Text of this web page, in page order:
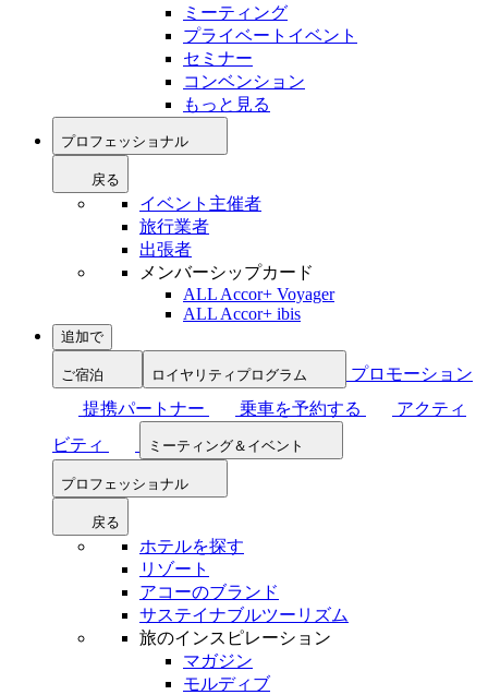
ミーティング
プライベートイベント
セミナー
コンベンション
もっと見る
プロフェッショナル
戻る
イベント主催者
旅行業者
出張者
メンバーシップカード
ALL Accor+ Voyager
ALL Accor+ ibis
追加で
ご宿泊 ロイヤリティプログラム
プロモーション
提携パートナー
乗車を予約する
アクティ
ビティ
ミーティング＆イベント
プロフェッショナル
戻る
ホテルを探す
リゾート
アコーのブランド
サステイナブルツーリズム
旅のインスピレーション
マガジン
モルディブ